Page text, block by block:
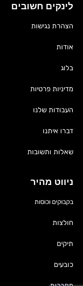
ניווט מהיר
בקבוקים וכוסות
חולצות
תיקים
כובעים
לינקים חשובים
הצהרת נגישות
אודות
בלוג
מדיניות פרטיות
העבודות שלנו
דברו איתנו
שאלות ותשובות